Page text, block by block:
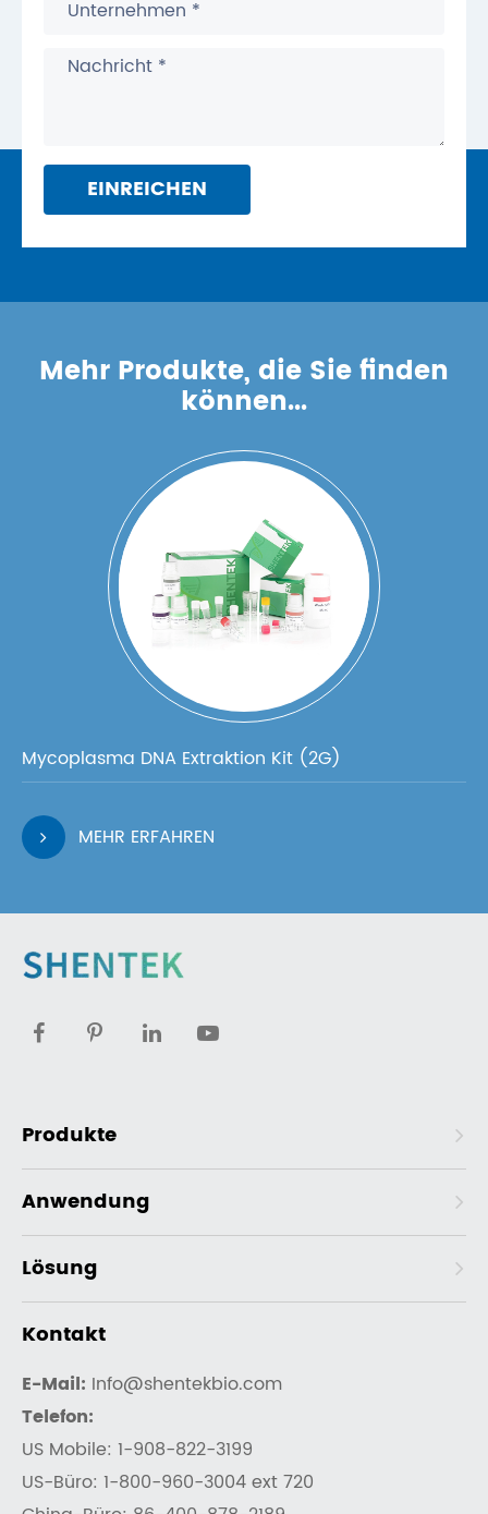
EINREICHEN
Mehr Produkte, die Sie finden
können...
Mycoplasma DNA Extraktion Kit (2G)
MEHR ERFAHREN
Produkte
Anwendung
Lösung
Kontakt
E-Mail: Info@shentekbio.com
Telefon:
US Mobile: 1-908-822-3199
US-Büro: 1-800-960-3004 ext 720